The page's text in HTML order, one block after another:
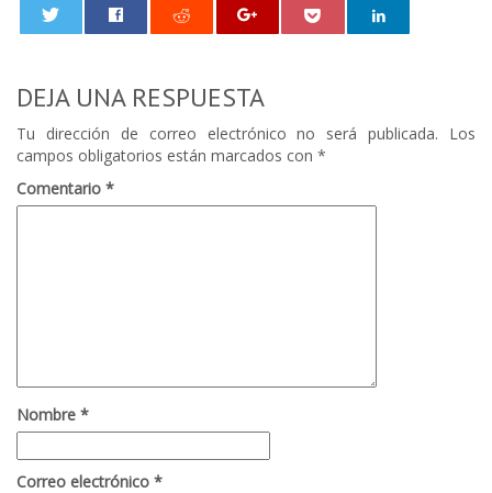
DEJA UNA RESPUESTA
Tu dirección de correo electrónico no será publicada.
Los
campos obligatorios están marcados con *
Comentario *
Nombre *
Correo electrónico *